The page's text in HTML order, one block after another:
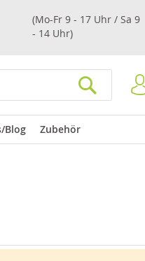
(Mo-Fr 9 - 17 Uhr / Sa 9
- 14 Uhr)
Blog Zubehör